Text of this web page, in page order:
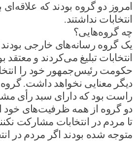
امروز دو گروه بودند که
انتخابات نداشتند.
چه گروه‌هایی؟
یک گروه رسانه‌های خارجی
انتخابات تبلیغ می‌کردند و معتقد
حکومت رئیس‌جمهور خود را
دیگر معنایی نخواهد داشت. گروه
راست بود که دارای سبد رأی
دو گروه از همه ظرفیت‌های خود
تا مردم در انتخابات مشارکت
متوجه شده بودند اگر مردم در